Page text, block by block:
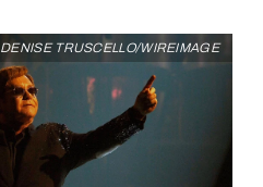
DENISE TRUSCELLO/WIREIMAGE